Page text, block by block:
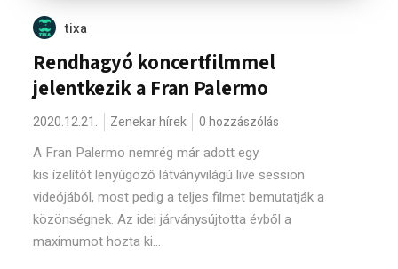
tixa
Rendhagyó koncertfilmmel
jelentkezik a Fran Palermo
2020.12.21. Zenekar hírek 0 hozzászólás
A Fran Palermo nemrég már adott egy
kis ízelítőt lenyűgöző látványvilágú live session
videójából, most pedig a teljes filmet bemutatják a
közönségnek. Az idei járványsújtotta évből a
maximumot hozta ki...